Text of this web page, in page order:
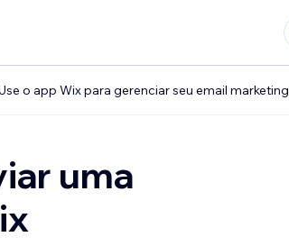
o app Wix para gerenciar seu email marketing
uma